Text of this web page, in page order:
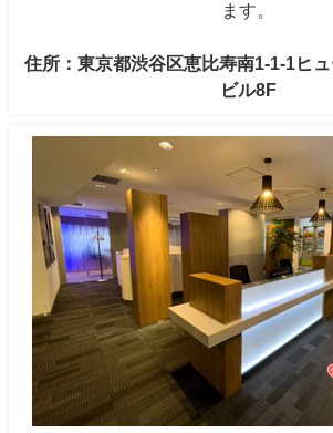
ます。
住所：東京都渋谷区恵比寿南1-1-1ヒ
ビル8F